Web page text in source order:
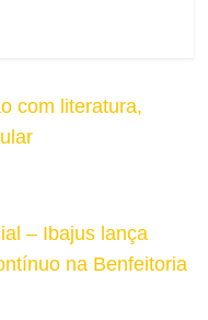
com literatura,
– Ibajus lança
na Benfeitoria